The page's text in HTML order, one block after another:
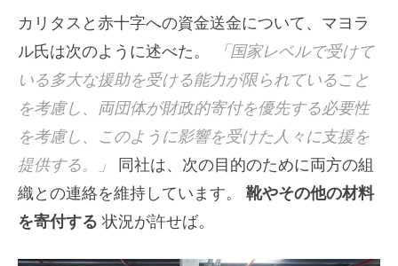
カリタスと赤十字への資金送金について、マヨラ
ル氏は次のように述べた。
「国家レベルで受けて
いる多大な援助を受ける能力が限られていること
を考慮し、両団体が財政的寄付を優先する必要性
を考慮し、このように影響を受けた人々に支援を
提供する。」
同社は、次の目的のために両方の組
織との連絡を維持しています。 靴やその他の材料
を寄付する 状況が許せば。